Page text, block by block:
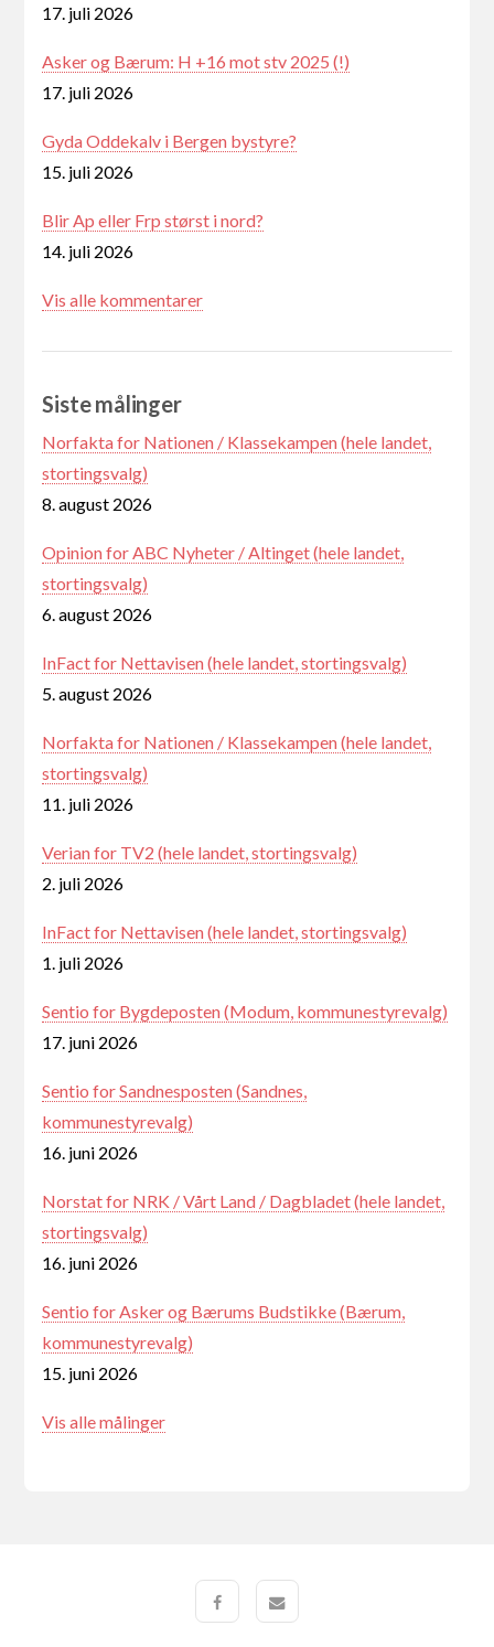
17. juli 2026
Asker og Bærum: H +16 mot stv 2025 (!)
17. juli 2026
Gyda Oddekalv i Bergen bystyre?
15. juli 2026
Blir Ap eller Frp størst i nord?
14. juli 2026
Vis alle kommentarer
Siste målinger
Norfakta for Nationen / Klassekampen (hele landet,
stortingsvalg)
8. august 2026
Opinion for ABC Nyheter / Altinget (hele landet,
stortingsvalg)
6. august 2026
InFact for Nettavisen (hele landet, stortingsvalg)
5. august 2026
Norfakta for Nationen / Klassekampen (hele landet,
stortingsvalg)
11. juli 2026
Verian for TV2 (hele landet, stortingsvalg)
2. juli 2026
InFact for Nettavisen (hele landet, stortingsvalg)
1. juli 2026
Sentio for Bygdeposten (Modum, kommunestyrevalg)
17. juni 2026
Sentio for Sandnesposten (Sandnes,
kommunestyrevalg)
16. juni 2026
Norstat for NRK / Vårt Land / Dagbladet (hele landet,
stortingsvalg)
16. juni 2026
Sentio for Asker og Bærums Budstikke (Bærum,
kommunestyrevalg)
15. juni 2026
Vis alle målinger